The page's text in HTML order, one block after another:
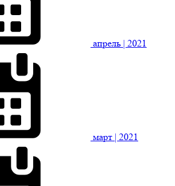
апрель | 2021
март | 2021